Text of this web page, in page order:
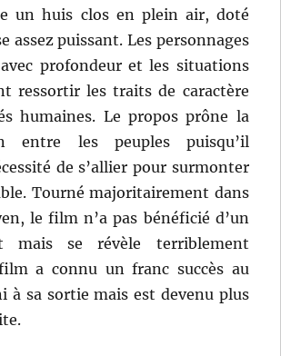
un huis clos en plein air, doté
assez puissant. Les personnages
profondeur et les situations
ressortir les traits de caractère
humaines. Le propos prône la
entre les peuples puisqu’il
de s’allier pour surmonter
Tourné majoritairement dans
le film n’a pas bénéficié d’un
mais se révèle terriblement
a connu un franc succès au
à sa sortie mais est devenu plus